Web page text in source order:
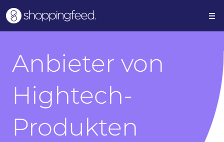
Anbieter von
Hightech-
Produkten